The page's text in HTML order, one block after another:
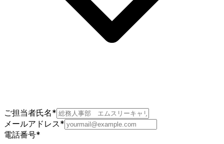
ご担当者氏名*
メールアドレス*
電話番号*